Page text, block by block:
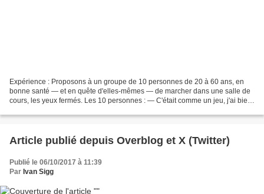
Expérience : Proposons à un groupe de 10 personnes de 20 à 60 ans, en
bonne santé — et en quête d'elles-mêmes — de marcher dans une salle de
cours, les yeux fermés. Les 10 personnes : — C'était comme un jeu, j'ai bien
Article publié depuis Overblog et X (Twitter)
Publié le 06/10/2017 à 11:39
Par Ivan Sigg